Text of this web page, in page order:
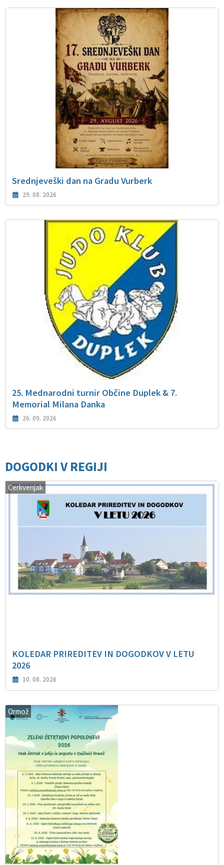
Srednjeveški dan na Gradu Vurberk
29. 08. 2026
25. Mednarodni turnir Občine Duplek & 7.
Memorial Milana Danka
26. 09. 2026
DOGODKI V REGIJI
Cerkvenjak
KOLEDAR PRIREDITEV IN DOGODKOV V LETU
2026
10. 08. 2026
Ormož